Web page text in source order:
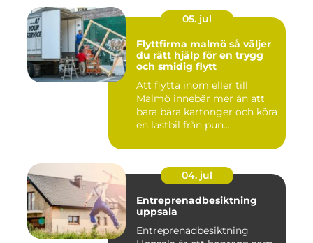
05. jul
Flyttfirma malmö så väljer
du rätt hjälp för en trygg
och smidig flytt
Att flytta inom eller till
Malmö innebär mer än att
bara bära kartonger och köra
en lastbil från pun...
04. jul
Entreprenadbesiktning
uppsala
Entreprenadbesiktning